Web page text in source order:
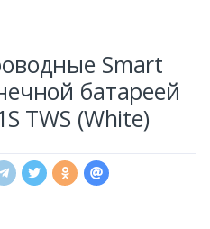
Smart
батареей
TWS (White)